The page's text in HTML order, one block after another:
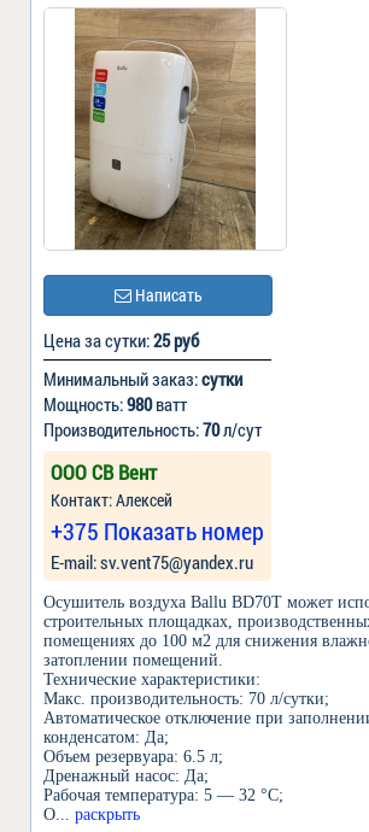
Написать
Цена за сутки:25 руб
Минимальный заказ:сутки
Мощность:980ватт
Производительность:70л/сут
ООО СВ Вент
Контакт: Алексей
+375 Показать номер
Е-mail: sv.vent75@yandex.ru
Осушитель воздуха Ballu BD70T может
строительных площадках,
помещениях до 100 м2 для снижения
затоплении помещений.
Технические характеристики:
Макс. производительность: 70 л/сутки;
Автоматическое отключение при
конденсатом: Да;
Объем резервуара: 6.5 л;
Дренажный насос: Да;
Рабочая температура: 5 — 32 °C;
О ... раскрыть